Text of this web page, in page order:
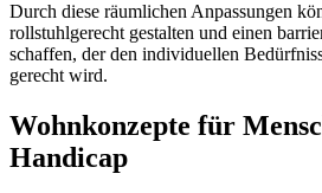
Durch diese räumlichen Anpassungen
rollstuhlgerecht gestalten und einen
schaffen, der den individuellen
gerecht wird.
Wohnkonzepte für
Handicap